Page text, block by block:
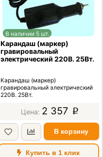
В наличии 5 шт.
Карандаш (маркер)
гравировальный
электрический 220В. 25Вт.
Карандаш (маркер)
гравировальный электрический
220В. 25Вт.
2 357 p
В корзину
Купить в 1 клик